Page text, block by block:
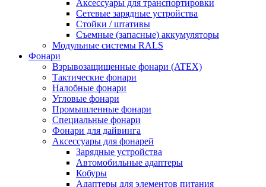
Аксессуары для транспортировки
Сетевые зарядные устройства
Стойки / штативы
Съемные (запасные) аккумуляторы
Модульные системы RALS
Фонари
Взрывозащищенные фонари (ATEX)
Тактические фонари
Налобные фонари
Угловые фонари
Промышленные фонари
Специальные фонари
Фонари для дайвинга
Аксессуары для фонарей
Зарядные устройства
Автомобильные адаптеры
Кобуры
Адаптеры для элементов питания